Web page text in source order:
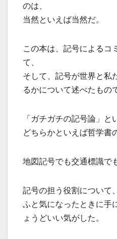
のは、
当然といえば当然だ。
この本は、記号によるコ
て、
そして、記号が世界と私
るかについて述べたもの
「ガチガチの記号論」と
どちらかといえば哲学書
地図記号でも交通標識で
記号の担う役割について、
ふと気になったときに手
ょうどいい気がした。